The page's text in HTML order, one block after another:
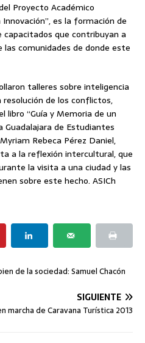
Proyecto Académico
es la formación de
que contribuyan a
las comunidades de donde este
talleres sobre inteligencia
resolución de los conflictos,
libro “Guía y Memoria de un
de Estudiantes
Rebeca Pérez Daniel,
a la reflexión intercultural, que
la visita a una ciudad y las
sobre este hecho. ASICh
de la sociedad: Samuel Chacón
SIGUIENTE
marcha de Caravana Turística 2013